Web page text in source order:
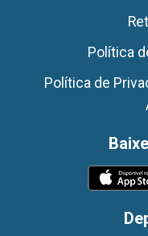
Política
Política de